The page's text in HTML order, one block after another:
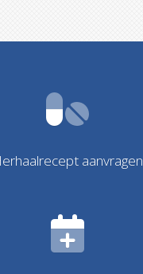
aanvragen